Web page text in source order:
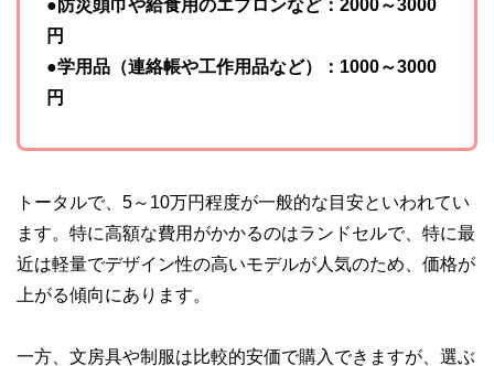
●防災頭巾や給食用のエプロンなど：2000～3000
円
●学用品（連絡帳や工作用品など）：1000～3000
円
トータルで、5～10万円程度が一般的な目安といわれてい
ます。特に高額な費用がかかるのはランドセルで、特に最
近は軽量でデザイン性の高いモデルが人気のため、価格が
上がる傾向にあります。
一方、文房具や制服は比較的安価で購入できますが、選ぶ